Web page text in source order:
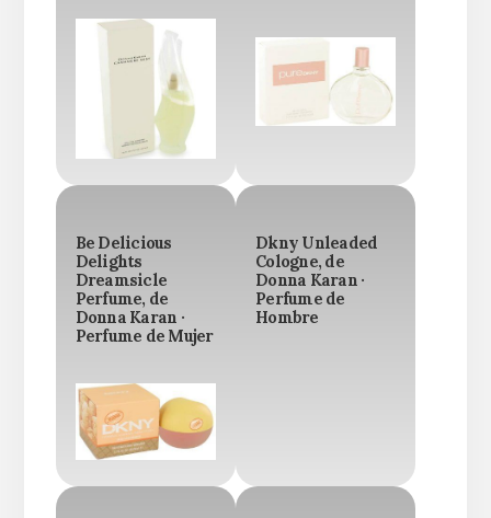
Be Delicious
Delights
Dreamsicle
Perfume, de
Donna Karan ·
Perfume de Mujer
Dkny Unleaded
Cologne, de
Donna Karan ·
Perfume de
Hombre